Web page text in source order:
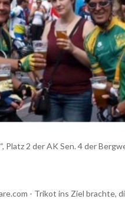
Platz 2 der AK Sen. 4 der
- Trikot ins Ziel brachte,